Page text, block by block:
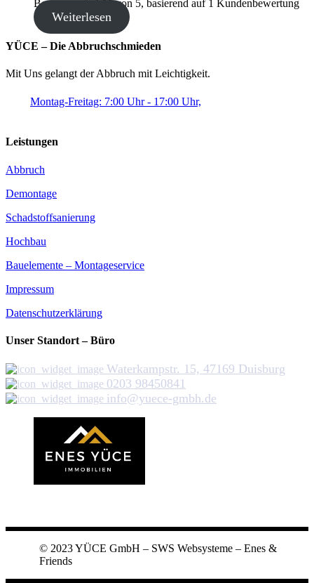
Bewertet mit4.00von 5, basierend auf 1 Kundenbewertung
Weiterlesen
YÜCE – Die Abbruchschmieden
Mit Uns gelangt der Abbruch mit Leichtigkeit.
Montag-Freitag: 7:00 Uhr - 17:00 Uhr,
Leistungen
Abbruch
Demontage
Schadstoffsanierung
Hochbau
Bauelemente – Montageservice
Impressum
Datenschutzerklärung
Unser Standort – Büro
Waterkampstr. 15, 47169 Duisburg
0203 98450841
info@yuece-gmbh.de
© 2023 YÜCE GmbH – SWS Websysteme – Enes &
Friends